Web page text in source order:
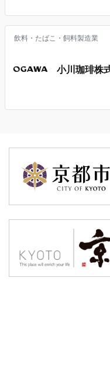
飲料・たばこ・飼料製造業
小川珈琲株